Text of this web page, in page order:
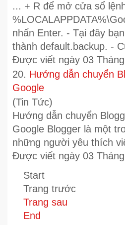
... + R để mở cửa sổ
%LOCALAPPDATA%\
nhấn Enter. - Tại đây
thành default.backup. -
Được viết ngày 03
20. Hướng dẫn chuyển
Google
(Tin Tức)
Hướng dẫn chuyển
Google Blogger là một
những người yêu thích
Được viết ngày 03
Start
Trang trước
Trang sau
End